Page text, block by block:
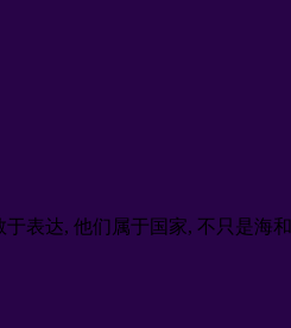
表达, 他们属于国家, 不只是